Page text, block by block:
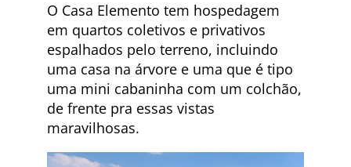
O Casa Elemento tem hospedagem
em quartos coletivos e privativos
espalhados pelo terreno, incluindo
uma casa na árvore e uma que é tipo
uma mini cabaninha com um colchão,
de frente pra essas vistas
maravilhosas.